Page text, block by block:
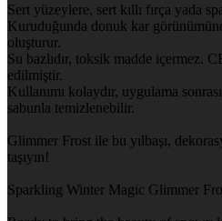
Sert yüzeylere, sert kıllı fırça yada
Kuruduğunda donuk kar
oluşturur.
Su bazlıdır, toksik madde içermez.
edilmiştir.
Kullanımı kolaydır, uygulama
sabunla temizlenebilir.
Glimmer Frost ile bu yılbaşı,
taşıyın!
Sparkling Winter Magic Glimmer